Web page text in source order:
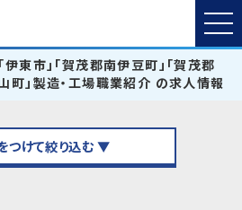
伊東市」「賀茂郡南伊豆町」「賀茂郡
町」製造・工場職業紹介 の求人情報
つけて絞り込む ▼